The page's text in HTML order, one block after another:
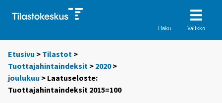
Haku Valikko
Etusivu > Tilastot >
Tuottajahintaindeksit > 2020>
joulukuu > Laatuseloste:
Tuottajahintaindeksit 2015=100